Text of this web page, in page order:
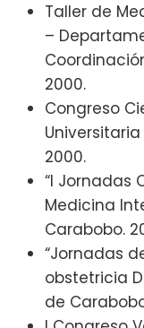
Taller de
–
Coordinación
2000.
Congreso
2000.
“I Jornadas
Medicina
Carabobo.
“Jornadas
obstetricia
de